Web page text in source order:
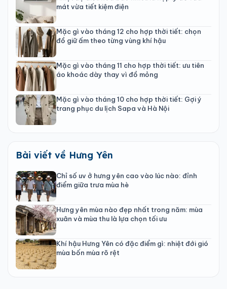
mát vừa tiết kiệm điện
Mặc gì vào tháng 12 cho hợp thời tiết: chọn
đồ giữ ấm theo từng vùng khí hậu
Mặc gì vào tháng 11 cho hợp thời tiết: ưu tiên
áo khoác dày thay vì đồ mỏng
Mặc gì vào tháng 10 cho hợp thời tiết: Gợi ý
trang phục du lịch Sapa và Hà Nội
Bài viết về Hưng Yên
Chỉ số uv ở hưng yên cao vào lúc nào: đỉnh
điểm giữa trưa mùa hè
Hưng yên mùa nào đẹp nhất trong năm: mùa
xuân và mùa thu là lựa chọn tối ưu
Khí hậu Hưng Yên có đặc điểm gì: nhiệt đới gió
mùa bốn mùa rõ rệt